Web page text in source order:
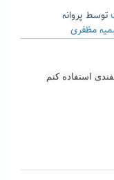
توسط پروانه
مظفری